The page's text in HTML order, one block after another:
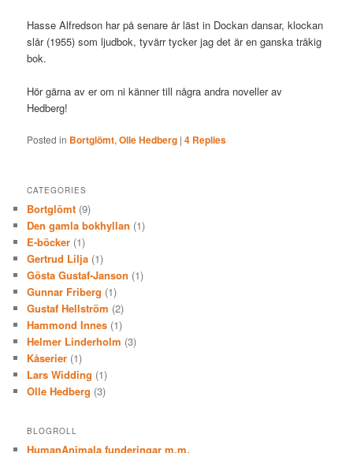
Hasse Alfredson har på senare år läst in Dockan dansar, klockan
slår (1955) som ljudbok, tyvärr tycker jag det är en ganska tråkig
bok.
Hör gärna av er om ni känner till några andra noveller av
Hedberg!
Posted in Bortglömt,Olle Hedberg |4 Replies
CATEGORIES
Bortglömt (9)
Den gamla bokhyllan (1)
E-böcker (1)
Gertrud Lilja (1)
Gösta Gustaf-Janson (1)
Gunnar Friberg (1)
Gustaf Hellström (2)
Hammond Innes (1)
Helmer Linderholm (3)
Kåserier (1)
Lars Widding (1)
Olle Hedberg (3)
BLOGROLL
HumanAnimala funderingar m.m.